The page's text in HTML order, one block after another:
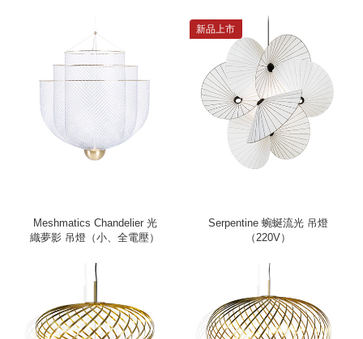
Meshmatics Chandelier 光
織夢影 吊燈（小、全電壓）
新品上市
Serpentine 蜿蜒流光 吊燈
（220V）